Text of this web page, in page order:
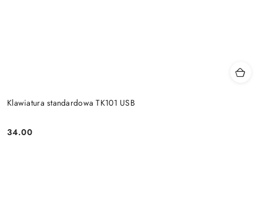
Klawiatura standardowa TK101 USB
Price:
34.00